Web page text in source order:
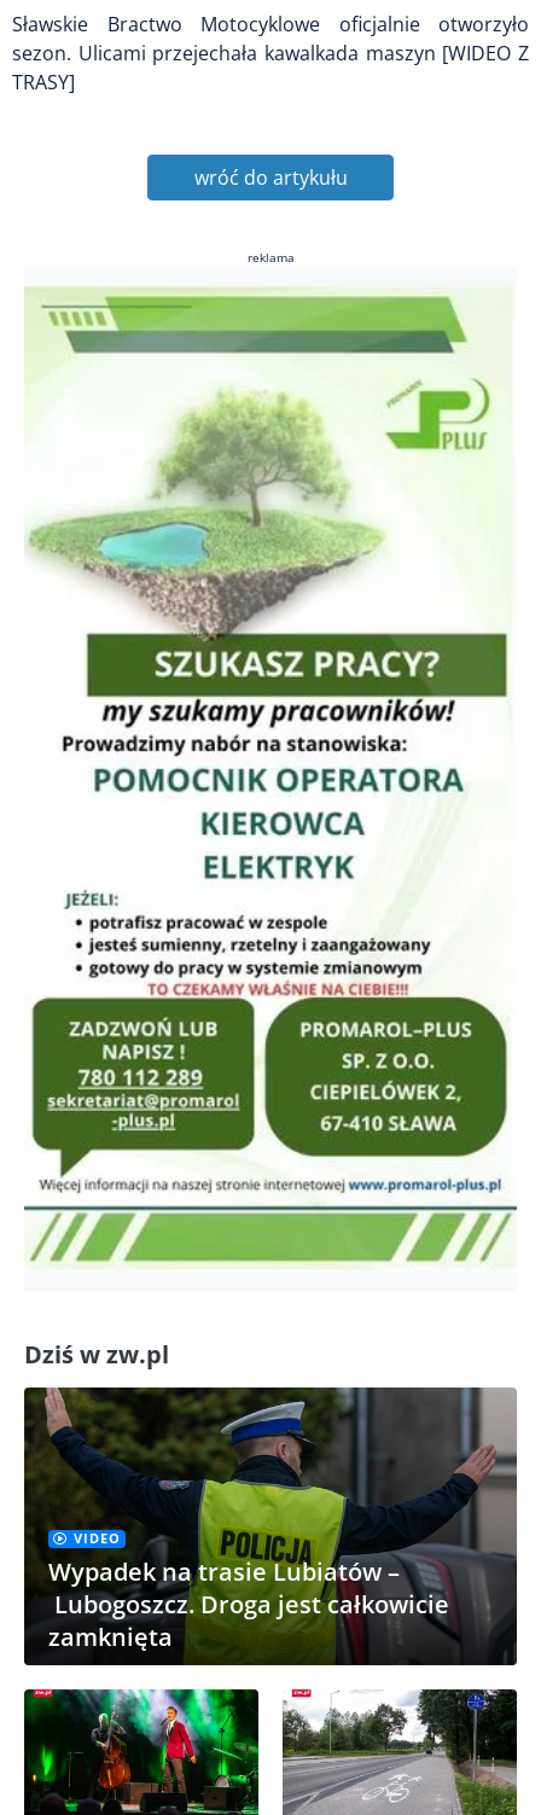
Sławskie Bractwo Motocyklowe oficjalnie otworzyło
sezon. Ulicami przejechała kawalkada maszyn [WIDEO Z
TRASY]
wróć do artykułu
reklama
Dziś w zw.pl
VIDEO
Wypadek na trasie Lubiatów –
Lubogoszcz. Droga jest całkowicie
zamknięta